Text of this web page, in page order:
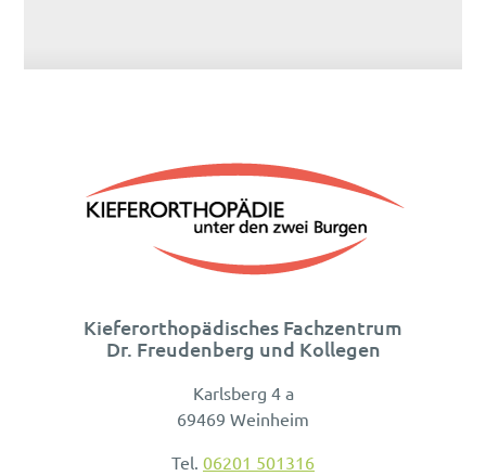
Kieferorthopädisches Fachzentrum
Dr. Freudenberg und Kollegen
Karlsberg 4 a
69469 Weinheim
Tel. 06201 501316